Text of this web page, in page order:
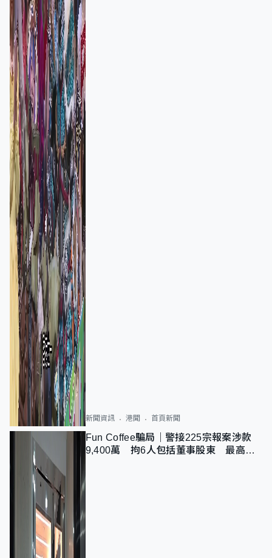
新聞資訊 港聞 首頁新聞
Fun Coffee騙局｜警接225宗報案涉款
9,400萬 拘6人包括董事股東 最高金